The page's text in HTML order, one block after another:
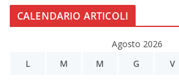
CALENDARIO ARTICOLI
Agosto 2026
L
M M G V